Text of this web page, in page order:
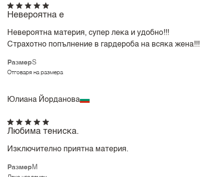
РазмерS
Отговаря на размера
Невероятна е
Невероятна материя, супер лека и удобно!!!
Страхотно попълнение в гардероба на всяка жена!!!
Юлиана Йорданова
Размер M
Любима тениска.
Изключително приятна материя.